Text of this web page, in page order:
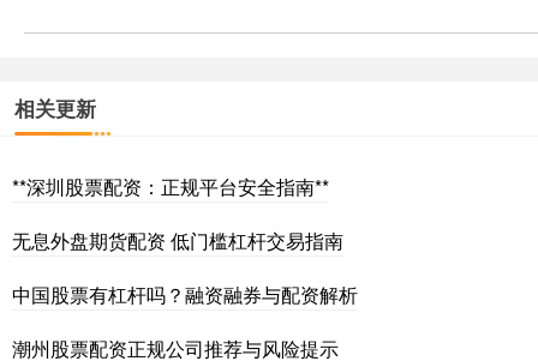
相关更新
**深圳股票配资：正规平台安全指南**
无息外盘期货配资 低门槛杠杆交易指南
中国股票有杠杆吗？融资融券与配资解析
潮州股票配资正规公司推荐与风险提示